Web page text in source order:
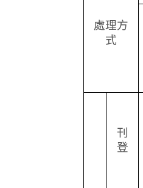
處理方
式
刊
登